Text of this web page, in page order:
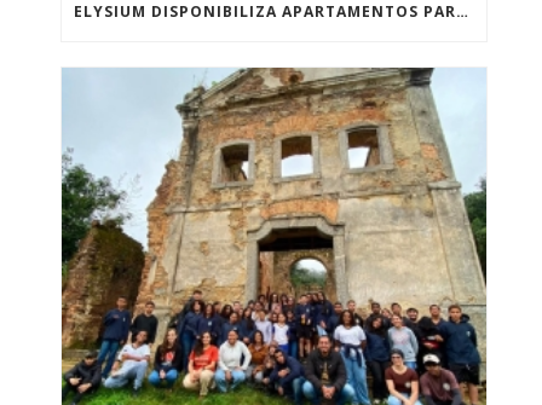
ELYSIUM DISPONIBILIZA APARTAMENTOS PARA FUNCIONÁRIOS COM CUSTOS PAGOS PARCIALMENTE PELA INSTITUIÇÃO